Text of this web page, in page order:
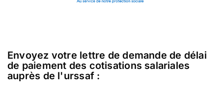
Envoyez votre lettre de demande de délai
de paiement des cotisations salariales
auprès de l'urssaf :